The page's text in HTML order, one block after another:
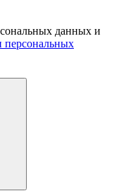
данных и
персональных